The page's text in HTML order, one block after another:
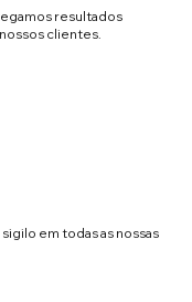
resultados
clientes.
em todas as nossas